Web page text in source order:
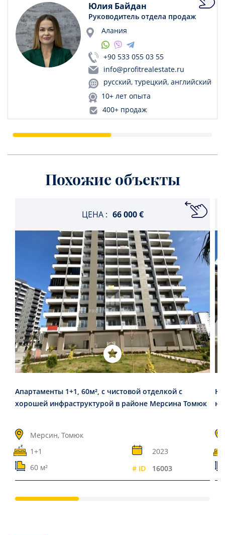
Юлия Байдан
Руководитель отдела продаж
Алания
+90 533 055 03 55
info@profitrealestate.ru
русский, турецкий, английский
10+ лет опыта
400+ продаж
Похожие объекты
ЦЕНА : 66 000 €
Апартаменты 1+1, 60м², с чистовой отделкой с
хорошей инфраструктурой в районе Мерсина Томюк
Мерсин, Томюк
1+1
2023
60 м²
# ID 16003